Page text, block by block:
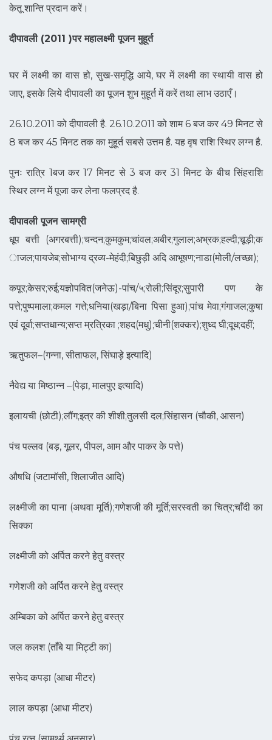
केतू शान्ति प्रदान करें।
दीपावली (2011 )पर महालक्ष्मी पूजन मुहूर्त
घर में लक्ष्मी का वास हो, सुख-समृद्धि आये, घर में लक्ष्मी का स्थायी वास हो
जाए, इसके लिये दीपावली का पूजन शुभ मुहूर्त में करें तथा लाभ उठाएँ।
26.10.2011 को दीपावली है. 26.10.2011 को शाम 6 बज कर 49 मिनट से
8 बज कर 45 मिनट तक का मुहूर्त सबसे उत्तम है. यह वृष राशि स्थिर लग्न है.
पुनः रात्रि 1बज कर 17 मिनट से 3 बज कर 31 मिनट के बीच सिंहराशि
स्थिर लग्न में पूजा कर लेना फलप्रद है.
दीपावली पूजन सामग्री
धूप बत्ती (अगरबत्ती);चन्दन;कुमकुम;चांवल;अबीर;गुलाल;अभ्रक;हल्दी;चूड़ी;क
ाजल;पायजेब;सोभाग्य द्रव्य-मेहंदी;बिछुड़ी अदि आभूषण;नाडा(मोली/लच्छा);
कपूर;केसर;रुई;यज्ञोपवित(जनेऊ)-पांच/५;रोली;सिंदूर;सुपारी पण के
पत्ते;पुष्पमाला;कमल गत्ते;धनिया(खड़ा/बिना पिसा हुआ);पांच मेवा;गंगाजल;कुषा
एवं दूर्वा;सप्तधान्य;सप्त म्रत्रिका ;शहद(मधु);चीनी(शक्कर);शुध्द घी;दूध;दहीं;
ऋतुफल–(गन्ना, सीताफल, सिंघाड़े इत्यादि)
नैवेद्य या मिष्ठान्न –(पेड़ा, मालपुए इत्यादि)
इलायची (छोटी);लौंग;इत्र की शीशी;तुलसी दल;सिंहासन (चौकी, आसन)
पंच पल्लव (बड़, गूलर, पीपल, आम और पाकर के पत्ते)
औषधि (जटामॉसी, शिलाजीत आदि)
लक्ष्मीजी का पाना (अथवा मूर्ति);गणेशजी की मूर्ति;सरस्वती का चित्र;चाँदी का
सिक्का
लक्ष्मीजी को अर्पित करने हेतु वस्त्र
गणेशजी को अर्पित करने हेतु वस्त्र
अम्बिका को अर्पित करने हेतु वस्त्र
जल कलश (ताँबे या मिट्टी का)
सफेद कपड़ा (आधा मीटर)
लाल कपड़ा (आधा मीटर)